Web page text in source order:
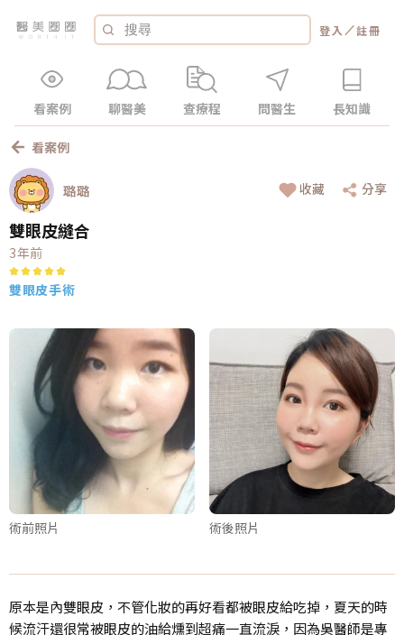
登入 ／註冊
看案例 聊醫美 查療程 問醫生 長知識
看案例
璐璐 收藏 分享
雙眼皮縫合
3年前
雙眼皮手術
術前照片 術後照片
原本是內雙眼皮，不管化妝的再好看都被眼皮給吃掉，夏天的時
候流汗還很常被眼皮的油給燻到超痛一直流淚，因為吳醫師是專